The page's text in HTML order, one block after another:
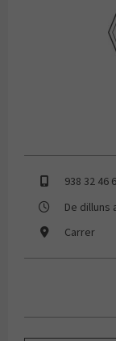
938 32 46
De dilluns
Carrer